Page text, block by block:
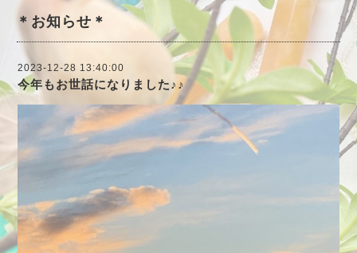
＊お知らせ＊
2023-12-28 13:40:00
今年もお世話になりました♪♪